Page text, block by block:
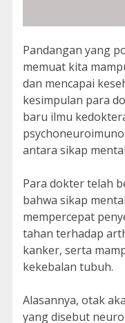
Pandangan yang
memuat kita
dan mencapai
kesimpulan para
baru ilmu
antara sikap
Para dokter telah
bahwa sikap
mempercepat
tahan terhadap
kanker, serta
kekebalan tubuh.
Alasannya, otak
yang disebut